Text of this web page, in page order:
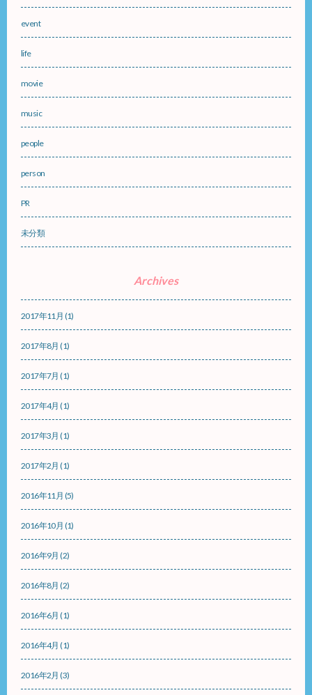
event
life
movie
music
people
person
PR
未分類
Archives
2017年11月 (1)
2017年8月 (1)
2017年7月 (1)
2017年4月 (1)
2017年3月 (1)
2017年2月 (1)
2016年11月 (5)
2016年10月 (1)
2016年9月 (2)
2016年8月 (2)
2016年6月 (1)
2016年4月 (1)
2016年2月 (3)